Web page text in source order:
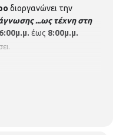
διοργανώνει την
...ως τέχνη στη
6:00μ.μ. έως 8:00μ.μ.